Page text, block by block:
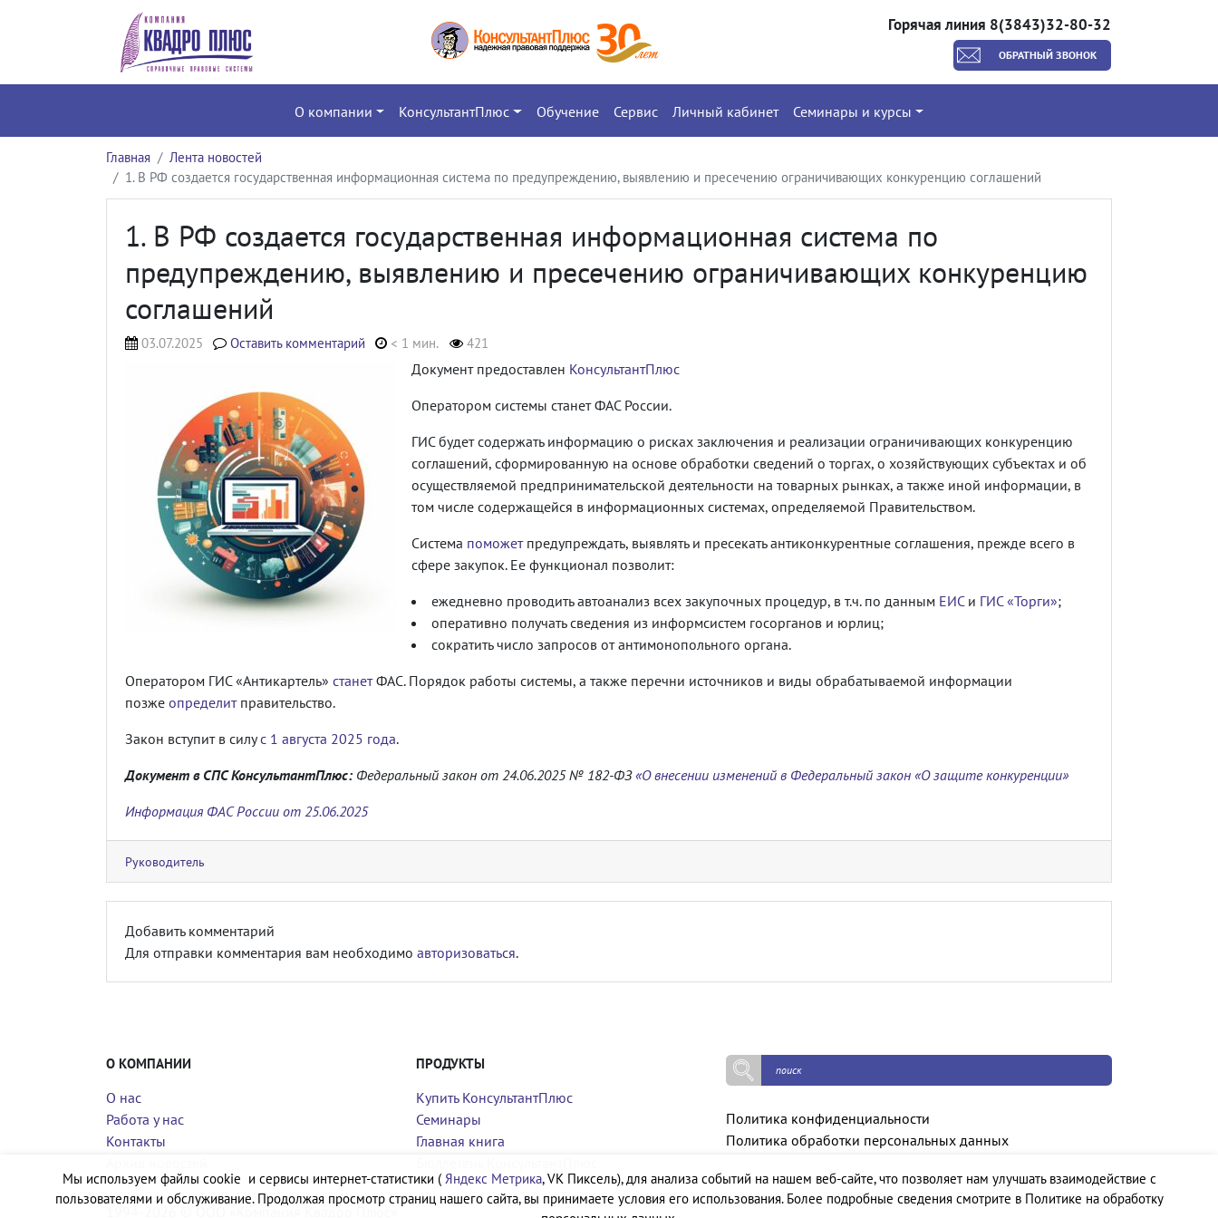
Горячая линия 8(3843)32-80-32
ОБРАТНЫЙ ЗВОНОК
О компании КонсультантПлюс Обучение Сервис Личный кабинет Семинары и курсы
Главная
Лента новостей
1. В РФ создается государственная информационная система по предупреждению, выявлению и пресечению ограничивающих конкуренцию соглашений
1. В РФ создается государственная информационная система по
предупреждению, выявлению и пресечению ограничивающих конкуренцию
соглашений
03.07.2025 Оставить комментарий < 1 мин. 421
Документ предоставлен КонсультантПлюс
Оператором системы станет ФАС России.
ГИС будет содержать информацию о рисках заключения и реализации ограничивающих конкуренцию
соглашений, сформированную на основе обработки сведений о торгах, о хозяйствующих субъектах и об
осуществляемой предпринимательской деятельности на товарных рынках, а также иной информации, в
том числе содержащейся в информационных системах, определяемой Правительством.
Система поможетпредупреждать, выявлять и пресекать антиконкурентные соглашения, прежде всего в
сфере закупок. Ее функционал позволит:
ежедневно проводить автоанализ всех закупочных процедур, в т.ч. по данным ЕИСи ГИС «Торги»;
оперативно получать сведения из информсистем госорганов и юрлиц;
сократить число запросов от антимонопольного органа.
Оператором ГИС «Антикартель» станетФАС. Порядок работы системы, а также перечни источников и виды обрабатываемой информации
позже определитправительство.
Закон вступит в силус 1 августа 2025 года.
Документ в СПС КонсультантПлюс: Федеральный закон от 24.06.2025 № 182-ФЗ«О внесении изменений в Федеральный закон «О защите конкуренции»
Информация ФАС России от 25.06.2025
Руководитель
Добавить комментарий
Для отправки комментария вам необходимо авторизоваться.
О КОМПАНИИ
О нас
Работа у нас
Контакты
ПРОДУКТЫ
Купить КонсультантПлюс
Семинары
Главная книга
Политика конфиденциальности
Политика обработки персональных данных
1994-2026 © ООО «Компания Квадро Плюс»
Мы используем файлы cookie и сервисы интернет-статистики ( Яндекс Метрика, VK Пиксель), для анализа событий на нашем веб-сайте, что позволяет нам улучшать взаимодействие с
пользователями и обслуживание. Продолжая просмотр страниц нашего сайта, вы принимаете условия его использования. Более подробные сведения смотрите в Политике на обработку